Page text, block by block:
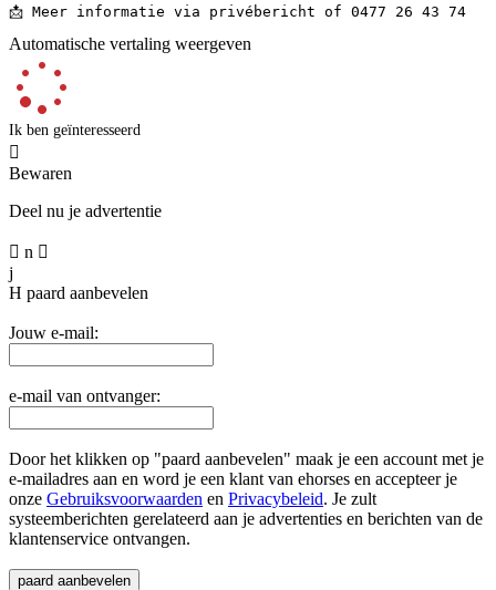
📩 Meer informatie via privébericht of 0477 26 43 74
Automatische vertaling weergeven
Ik ben geïnteresseerd

Bewaren
Deel nu je advertentie
 n 
j
H paard aanbevelen
Jouw e-mail:
e-mail van ontvanger:
Door het klikken op "paard aanbevelen" maak je een account met je
e-mailadres aan en word je een klant van ehorses en accepteer je
onze Gebruiksvoorwaarden en Privacybeleid. Je zult
systeemberichten gerelateerd aan je advertenties en berichten van de
klantenservice ontvangen.